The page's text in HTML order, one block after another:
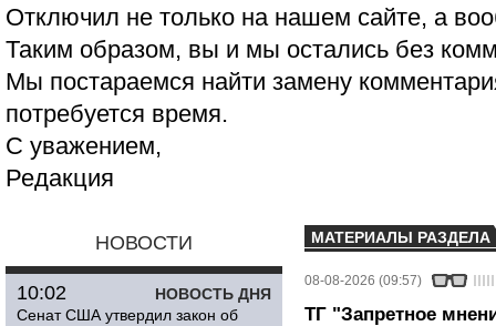
Отключил не только на нашем сайте, а
Таким образом, вы и мы остались без
Мы постараемся найти замену
потребуется время.
С уважением,
Редакция
НОВОСТИ
НОВОСТЬ ДНЯ
10:02
Сенат США утвердил закон об
МАТЕРИАЛЫ РАЗДЕЛА
08-08-2026 (09:57)
ТГ "Запретное